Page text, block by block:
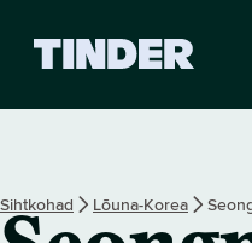
i
a
Sihtkohad Lõuna-Korea